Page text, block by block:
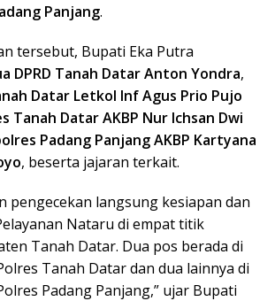
Panjang.
tersebut, Bupati Eka Putra
DPRD Tanah Datar Anton Yondra,
Datar Letkol Inf Agus Prio Pujo
Tanah Datar AKBP Nur Ichsan Dwi
Padang Panjang AKBP Kartyana
, beserta jajaran terkait.
pengecekan langsung kesiapan dan
Nataru di empat titik
Tanah Datar. Dua pos berada di
Tanah Datar dan dua lainnya di
Padang Panjang,” ujar Bupati